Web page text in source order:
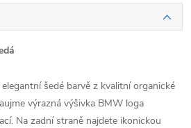
šedé barvě z kvalitní organické
výrazná výšivka BMW loga
Na zadní straně najdete ikonickou